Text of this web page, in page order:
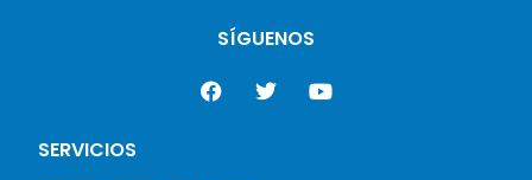
SÍGUENOS
SERVICIOS